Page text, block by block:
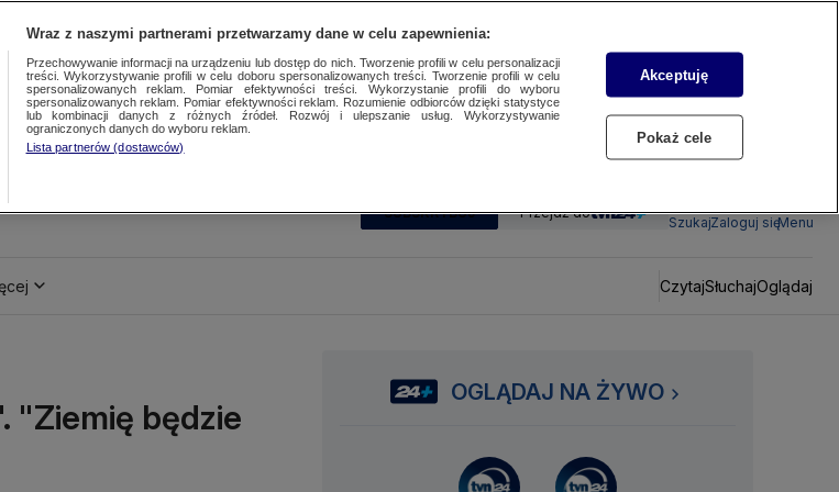
SUBSKRYBUJ Przejdź do
SzukajZaloguj sięMenu
CzytajSłuchajOglądaj
"Ziemię będzie
OGLĄDAJ NA ŻYWO
Wraz z naszymi partnerami przetwarzamy dane w celu zapewnienia:
Przechowywanie informacji na urządzeniu lub dostęp do nich. Tworzenie profili w celu personalizacji
treści. Wykorzystywanie profili w celu doboru spersonalizowanych treści. Tworzenie profili w celu
spersonalizowanych reklam. Pomiar efektywności treści. Wykorzystanie profili do wyboru
spersonalizowanych reklam. Pomiar efektywności reklam. Rozumienie odbiorców dzięki statystyce
lub kombinacji danych z różnych źródeł. Rozwój i ulepszanie usług. Wykorzystywanie
ograniczonych danych do wyboru reklam.
Lista partnerów (dostawców)
Akceptuję
Pokaż cele